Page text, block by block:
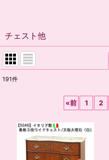
チェスト他
191件
«前 1 2